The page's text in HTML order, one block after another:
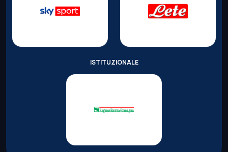
ISTITUZIONALE